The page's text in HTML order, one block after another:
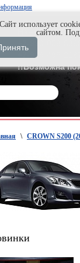
Нажми и
+7-929-495-
!!Возможна
\ CROWN S200
Cайт использует
сайтом.